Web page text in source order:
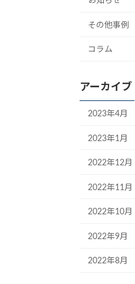
その他事例
コラム
アーカイブ
2023年4月
2023年1月
2022年12月
2022年11月
2022年10月
2022年9月
2022年8月